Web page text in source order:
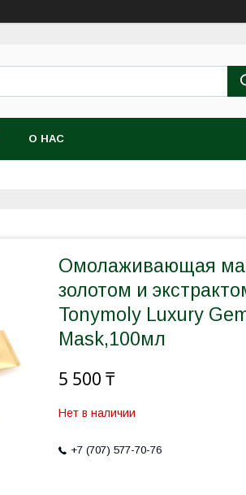
О НАС
Омолаживающая
золотом и
Tonymoly Luxury
Mask,100мл
5 500 ₸
Нет в наличии
+7 (707) 577-70-76